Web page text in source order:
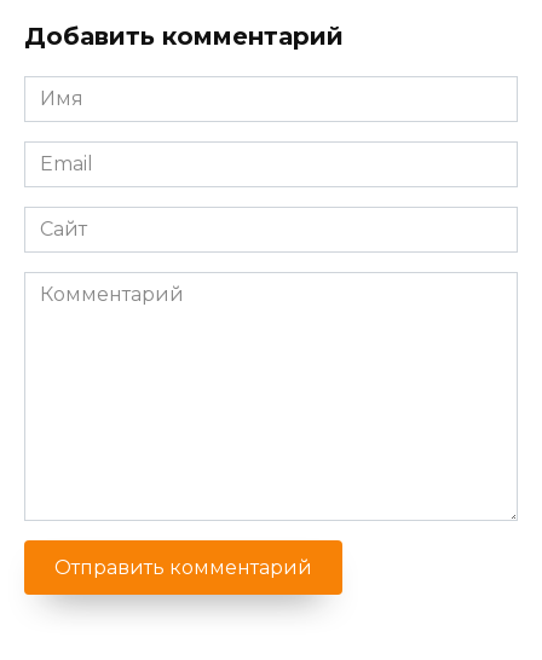
Добавить комментарий
Имя
*
Email
*
Сайт
Комментарий